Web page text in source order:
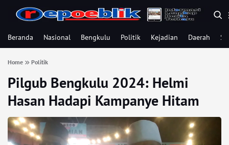
Beranda Nasional Bengkulu Politik Kejadian Daerah
Home Politik
Pilgub Bengkulu 2024: Helmi
Hasan Hadapi Kampanye Hitam